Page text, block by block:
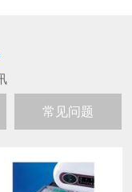
常见问题